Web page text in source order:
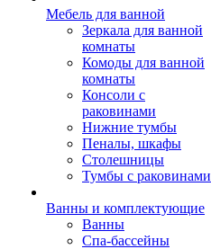
Мебель для ванной
Зеркала для ванной
комнаты
Комоды для ванной
комнаты
Консоли с
раковинами
Нижние тумбы
Пеналы, шкафы
Столешницы
Тумбы с раковинами
Ванны и комплектующие
Ванны
Спа-бассейны